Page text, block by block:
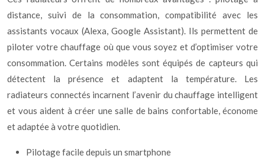
distance, suivi de la consommation, compatibilité avec les
assistants vocaux (Alexa, Google Assistant). Ils permettent de
piloter votre chauffage où que vous soyez et d’optimiser votre
consommation. Certains modèles sont équipés de capteurs qui
détectent la présence et adaptent la température. Les
radiateurs connectés incarnent l’avenir du chauffage intelligent
et vous aident à créer une salle de bains confortable, économe
et adaptée à votre quotidien.
Pilotage facile depuis un smartphone